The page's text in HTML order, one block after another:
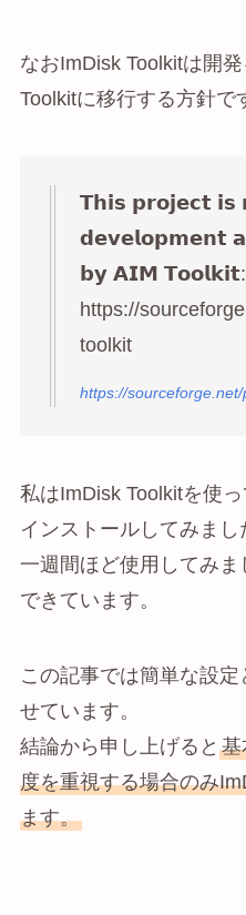
なおImDisk Toolkitは開
Toolkitに移行する方針で
𝗧𝗵𝗶𝘀 𝗽𝗿𝗼𝗷𝗲𝗰𝘁
𝗱𝗲𝘃𝗲𝗹𝗼𝗽𝗺𝗲𝗻𝘁
𝗯𝘆 𝗔𝗜𝗠 𝗧𝗼𝗼𝗹𝗸𝗶𝘁:
https://
toolkit
https://
私はImDisk Toolkitを使
インストールしてみまし
一週間ほど使用してみ
できています。
この記事では簡単な設
せています。
結論から申し上げると 基
度を重視する場合のみ
ます。